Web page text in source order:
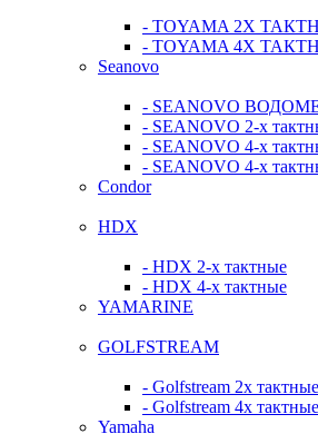
- TOYAMA 2Х
- TOYAMA 4Х
Seanovo
- SEANOVO
- SEANOVO 2-х
- SEANOVO 4-х
- SEANOVO 4-х
Condor
HDX
- HDX 2-х тактные
- HDX 4-х тактные
YAMARINE
GOLFSTREAM
- Golfstream 2х тактные
- Golfstream 4х тактные
Yamaha